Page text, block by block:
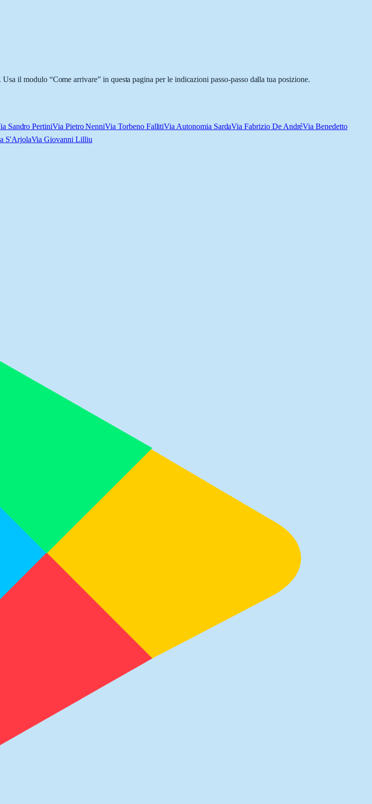
il modulo “Come arrivare” in questa pagina per le indicazioni passo-passo dalla tua posizione.
Sandro PertiniVia Pietro NenniVia Torbeno FallitiVia Autonomia SardaVia Fabrizio De AndréVia Benedetto
S'ArjolaVia Giovanni Lilliu